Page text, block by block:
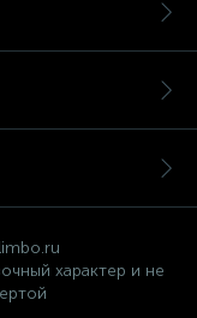
характер и не